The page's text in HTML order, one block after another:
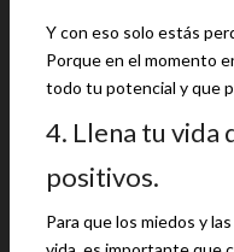
Y con eso solo estás
Porque en el momento
todo tu potencial y que
4. Llena tu vida
positivos.
Para que los miedos y